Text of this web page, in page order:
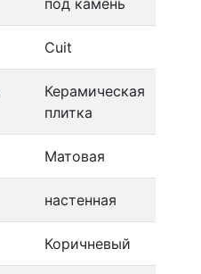
под камень
Cuit
Керамическая
плитка
Матовая
настенная
Коричневый